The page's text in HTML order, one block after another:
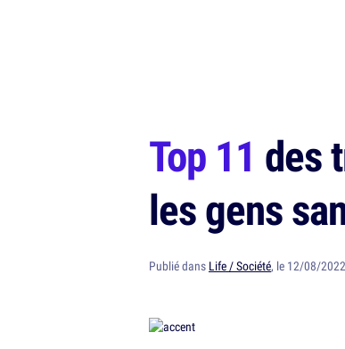
Top 11 des
les gens
Publié dans Life / Société, le 12/08/